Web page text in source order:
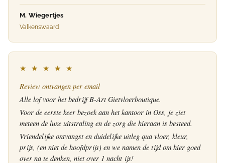
M. Wiegertjes
Valkenswaard
★ ★ ★ ★ ★
Review ontvangen per email
Alle lof voor het bedrijf B-Art Gietvloerboutique.
Voor de eerste keer bezoek aan het kantoor in Oss, je ziet
meteen de luxe uitstraling en de zorg die hieraan is besteed.
Vriendelijke ontvangst en duidelijke uitleg qua vloer, kleur,
prijs, (en niet de hoofdprijs) en we namen de tijd om hier goed
over na te denken, niet over 1 nacht ijs!